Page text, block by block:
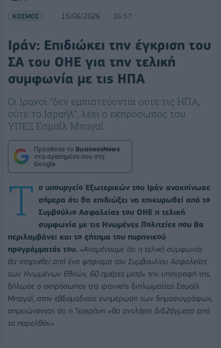
ΚΟΣΜΟΣ 15/06/2026 16:57
Ιράν: Επιδιώκει την έγκριση του
ΣΑ του ΟΗΕ για την τελική
συμφωνία με τις ΗΠΑ
Οι Ιρανοί "δεν εμπιστεύονται ούτε τις ΗΠΑ,
ούτε το Ισραήλ", λέει ο εκπρόσωπος του
ΥΠΕΞ Εσμαΐλ Μπαγαΐ
Πρόσθεσε το BusinessNews
στα αγαπημένα σου στη
Google
Τ
ο υπουργείο Εξωτερικών του Ιράν ανακοίνωσε
σήμερα ότι θα επιδιώξει να επικυρωθεί από το
Συμβούλιο Ασφαλείας του ΟΗΕ η τελική
συμφωνία με τις Ηνωμένες Πολιτείες που θα
περιλαμβάνει και το ζήτημα του πυρηνικού
προγράμματός του. «Αναμένουμε ότι η τελική συμφωνία
θα στηριχθεί από ένα ψήφισμα του Συμβουλίου Ασφαλείας
των Ηνωμένων Εθνών, 60 ημέρες μετά» την υπογραφή της,
δήλωσε ο εκπρόσωπος της ιρανικής διπλωματίας Εσμαΐλ
Μπαγαΐ, στην εβδομαδιαία ενημέρωση των δημοσιογράφων,
σημειώνοντας ότι η Τεχεράνη «θα αντλήσει διδ2άγματα από
το παρελθόν».